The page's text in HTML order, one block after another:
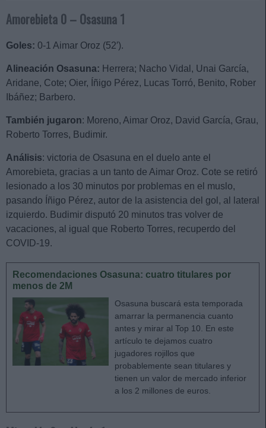
Amorebieta 0 – Osasuna 1
Goles: 0-1 Aimar Oroz (52′).
Alineación Osasuna: Herrera; Nacho Vidal, Unai García,
Aridane, Cote; Oier, Íñigo Pérez, Lucas Torró, Benito, Rober
Ibáñez; Barbero.
También jugaron: Moreno, Aimar Oroz, David García, Grau,
Roberto Torres, Budimir.
Análisis: victoria de Osasuna en el duelo ante el
Amorebieta, gracias a un tanto de Aimar Oroz. Cote se retiró
lesionado a los 30 minutos por problemas en el muslo,
pasando Íñigo Pérez, autor de la asistencia del gol, al lateral
izquierdo. Budimir disputó 20 minutos tras volver de
vacaciones, al igual que Roberto Torres, recuperdo del
COVID-19.
Recomendaciones Osasuna: cuatro titulares por
menos de 2M
Osasuna buscará esta temporada
amarrar la permanencia cuanto
antes y mirar al Top 10. En este
artículo te dejamos cuatro
jugadores rojillos que
probablemente sean titulares y
tienen un valor de mercado inferior
a los 2 millones de euros.